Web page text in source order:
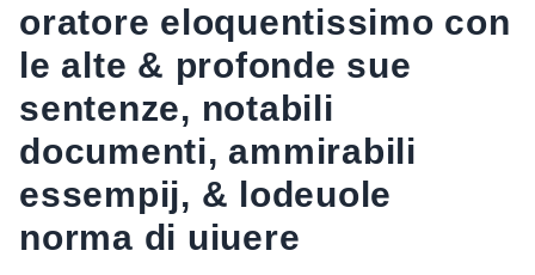
oratore eloquentissimo con
le alte & profonde sue
sentenze, notabili
documenti, ammirabili
essempij, & lodeuole
norma di uiuere